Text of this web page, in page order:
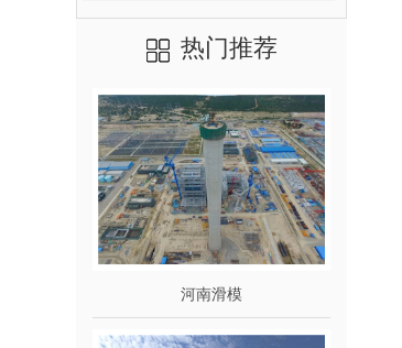
热门推荐
河南滑模